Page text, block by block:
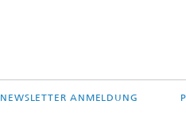
NEWSLETTER ANMELDUNG